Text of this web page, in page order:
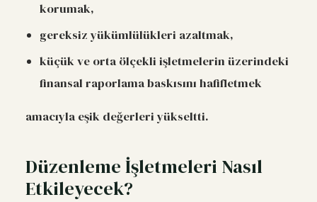
korumak,
gereksiz yükümlülükleri azaltmak,
küçük ve orta ölçekli işletmelerin üzerindeki
finansal raporlama baskısını hafifletmek
amacıyla eşik değerleri yükseltti.
Düzenleme İşletmeleri Nasıl
Etkileyecek?